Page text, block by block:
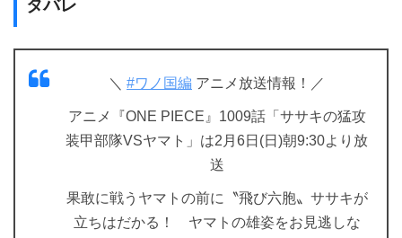
タバレ
＼ #ワノ国編 アニメ放送情報！／
アニメ『ONE PIECE』1009話「ササキの猛攻
装甲部隊VSヤマト」は2月6日(日)朝9:30より放
送
果敢に戦うヤマトの前に〝飛び六胞〟ササキが
立ちはだかる！ ヤマトの雄姿をお見逃しな